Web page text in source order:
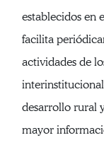
establecidos en
facilita
actividades de
desarrollo rural
mayor